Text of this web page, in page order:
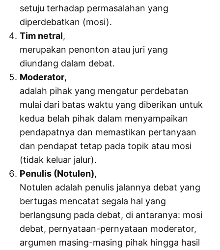
setuju terhadap permasalahan yang
diperdebatkan (mosi).
Tim netral,
merupakan penonton atau juri yang
diundang dalam debat.
Moderator,
adalah pihak yang mengatur perdebatan
mulai dari batas waktu yang diberikan untuk
kedua belah pihak dalam menyampaikan
pendapatnya dan memastikan pertanyaan
dan pendapat tetap pada topik atau mosi
(tidak keluar jalur).
Penulis (Notulen),
Notulen adalah penulis jalannya debat yang
bertugas mencatat segala hal yang
berlangsung pada debat, di antaranya: mosi
debat, pernyataan-pernyataan moderator,
argumen masing-masing pihak hingga hasil